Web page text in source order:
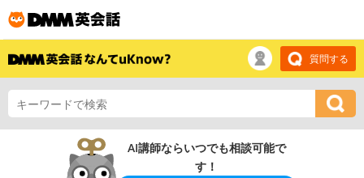
質問する
AI講師ならいつでも相談可能で
す！